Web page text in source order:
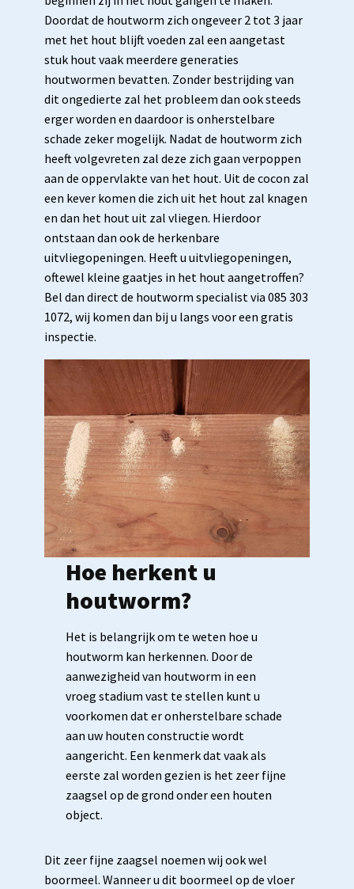
Doordat de houtworm zich ongeveer 2 tot 3 jaar
met het hout blijft voeden zal een aangetast
stuk hout vaak meerdere generaties
houtwormen bevatten. Zonder bestrijding van
dit ongedierte zal het probleem dan ook steeds
erger worden en daardoor is onherstelbare
schade zeker mogelijk. Nadat de houtworm zich
heeft volgevreten zal deze zich gaan verpoppen
aan de oppervlakte van het hout. Uit de cocon zal
een kever komen die zich uit het hout zal knagen
en dan het hout uit zal vliegen. Hierdoor
ontstaan dan ook de herkenbare
uitvliegopeningen. Heeft u uitvliegopeningen,
oftewel kleine gaatjes in het hout aangetroffen?
Bel dan direct de houtworm specialist via 085 303
1072, wij komen dan bij u langs voor een gratis
inspectie.
Hoe herkent u
houtworm?
Het is belangrijk om te weten hoe u
houtworm kan herkennen. Door de
aanwezigheid van houtworm in een
vroeg stadium vast te stellen kunt u
voorkomen dat er onherstelbare schade
aan uw houten constructie wordt
aangericht. Een kenmerk dat vaak als
eerste zal worden gezien is het zeer fijne
zaagsel op de grond onder een houten
object.
Dit zeer fijne zaagsel noemen wij ook wel
boormeel. Wanneer u dit boormeel op de vloer